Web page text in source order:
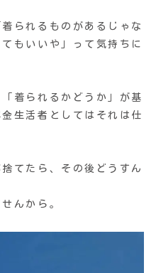
られるものがあるじゃな
もいいや」って気持ちに
着られるかどうか」が基
生活者としてはそれは仕
てたら、その後どうすん
んから。